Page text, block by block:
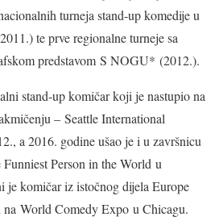
turneja stand-up komedije u
te prve regionalne turneje sa
predstavom S NOGU* (2012.).
stand-up komičar koji je nastupio na
– Seattle International
a 2016. godine ušao je i u završnicu
Person in the World u
je komičar iz istočnog dijela Europe
World Comedy Expo u Chicagu.